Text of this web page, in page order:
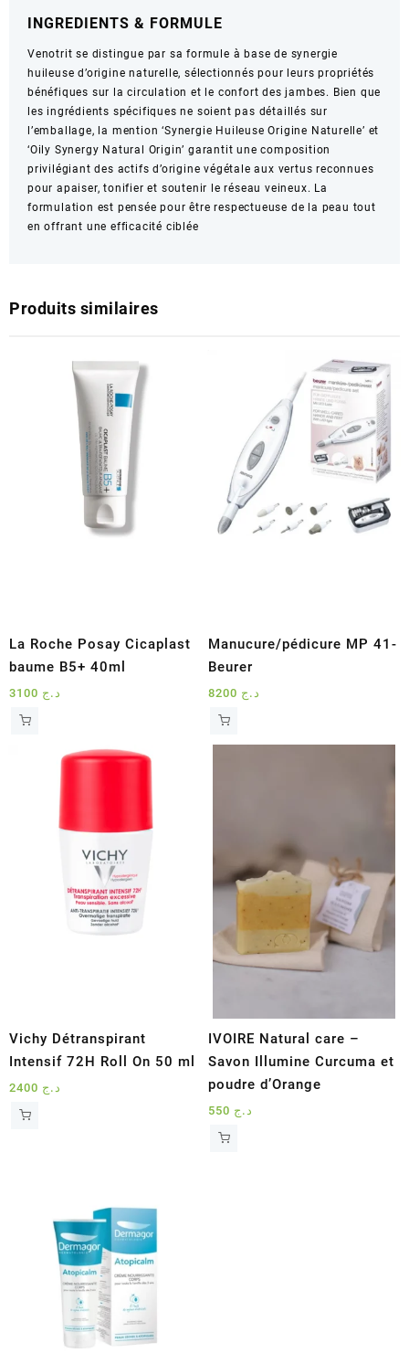
INGREDIENTS & FORMULE
Venotrit se distingue par sa formule à base de synergie
huileuse d’origine naturelle, sélectionnés pour leurs propriétés
bénéfiques sur la circulation et le confort des jambes. Bien que
les ingrédients spécifiques ne soient pas détaillés sur
l’emballage, la mention ‘Synergie Huileuse Origine Naturelle’ et
‘Oily Synergy Natural Origin’ garantit une composition
privilégiant des actifs d’origine végétale aux vertus reconnues
pour apaiser, tonifier et soutenir le réseau veineux. La
formulation est pensée pour être respectueuse de la peau tout
en offrant une efficacité ciblée
Produits similaires
La Roche Posay Cicaplast
baume B5+ 40ml
د.ج
Manucure/pédicure MP 41-
Beurer
د.ج
Vichy Détranspirant
Intensif 72H Roll On 50 ml
د.ج
IVOIRE Natural care –
Savon Illumine Curcuma et
poudre d’Orange
د.ج